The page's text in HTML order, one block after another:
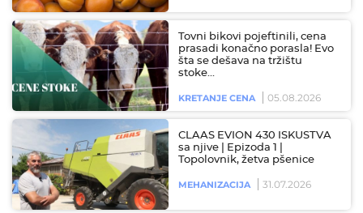
Tovni bikovi pojeftinili, cena
prasadi konačno porasla! Evo
šta se dešava na tržištu
stoke…
KRETANJE CENA 05.08.2026
CLAAS EVION 430 ISKUSTVA
sa njive | Epizoda 1 |
Topolovnik, žetva pšenice
MEHANIZACIJA 31.07.2026